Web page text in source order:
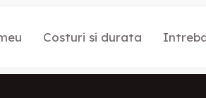
Costuri si durata